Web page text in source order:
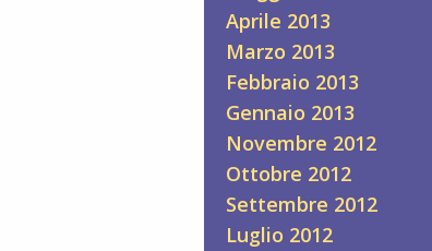
Aprile 2013
Marzo 2013
Febbraio 2013
Gennaio 2013
Novembre 2012
Ottobre 2012
Settembre 2012
Luglio 2012